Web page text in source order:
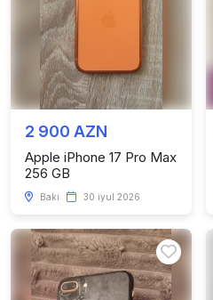
2 900 AZN
Apple iPhone 17 Pro Max
256 GB
Bakı 30 iyul 2026